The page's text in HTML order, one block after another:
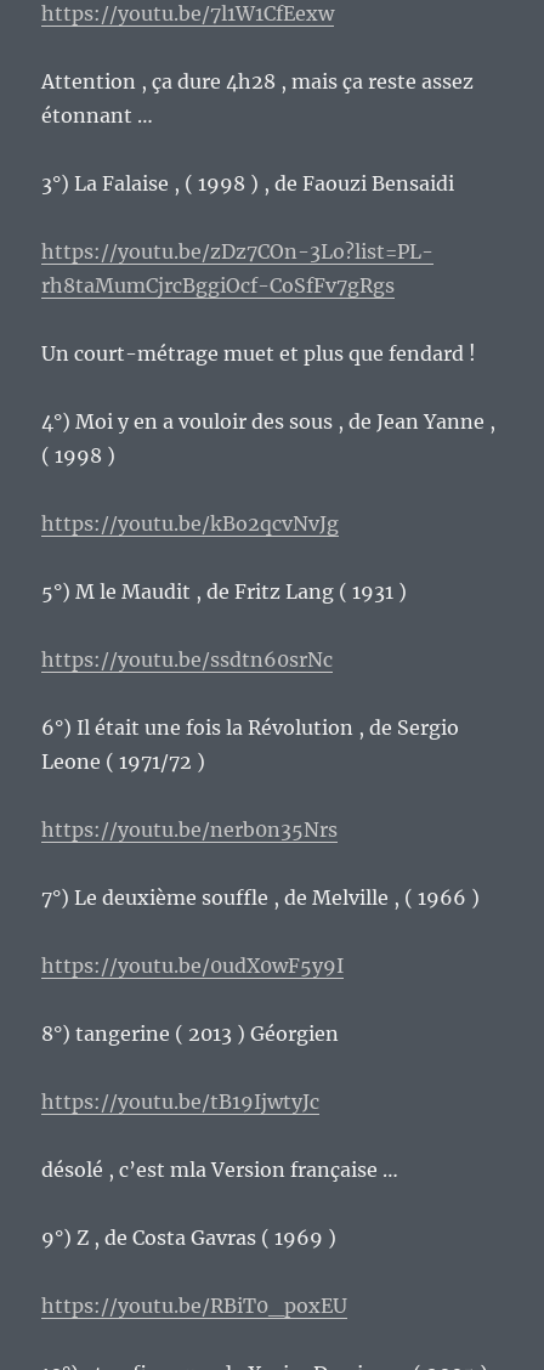
https://youtu.be/7l1W1CfEexw
Attention , ça dure 4h28 , mais ça reste assez
étonnant …
3°) La Falaise , ( 1998 ) , de Faouzi Bensaidi
https://youtu.be/zDz7COn-3Lo?list=PL-
rh8taMumCjrcBggiOcf-CoSfFv7gRgs
Un court-métrage muet et plus que fendard !
4°) Moi y en a vouloir des sous , de Jean Yanne ,
( 1998 )
https://youtu.be/kBo2qcvNvJg
5°) M le Maudit , de Fritz Lang ( 1931 )
https://youtu.be/ssdtn60srNc
6°) Il était une fois la Révolution , de Sergio
Leone ( 1971/72 )
https://youtu.be/nerb0n35Nrs
7°) Le deuxième souffle , de Melville , ( 1966 )
https://youtu.be/0udX0wF5y9I
8°) tangerine ( 2013 ) Géorgien
https://youtu.be/tB19IjwtyJc
désolé , c’est mla Version française …
9°) Z , de Costa Gavras ( 1969 )
https://youtu.be/RBiT0_poxEU